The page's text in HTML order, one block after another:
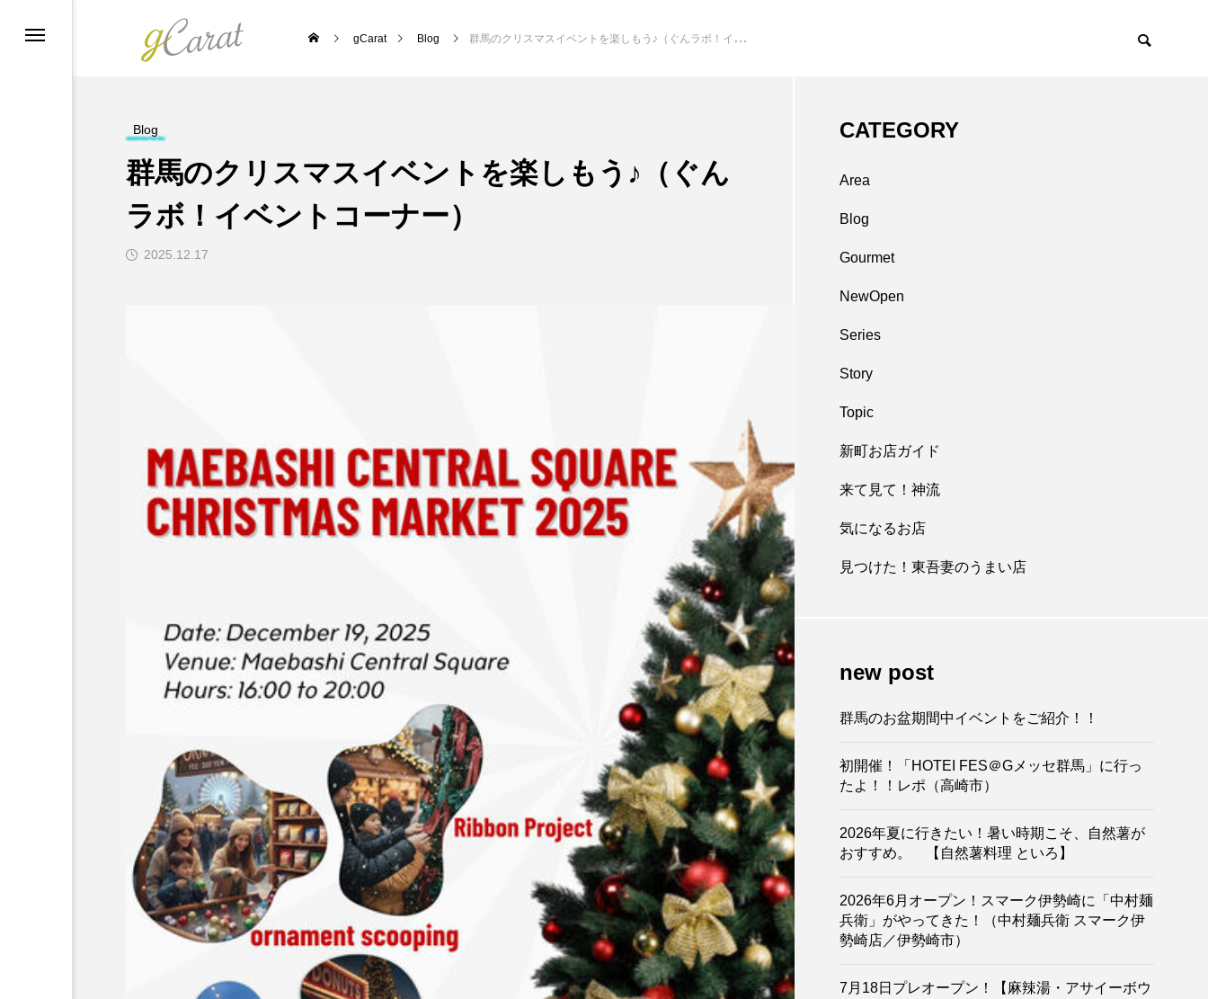
gCarat Blog 群馬のクリスマスイベントを楽しもう♪（ぐんラボ！イベントコーナー）
Blog
群馬のクリスマスイベントを楽しもう♪（ぐん
ラボ！イベントコーナー）
2025.12.17
CATEGORY
Area
Blog
Gourmet
NewOpen
Series
Story
Topic
新町お店ガイド
来て見て！神流
気になるお店
見つけた！東吾妻のうまい店
new post
群馬のお盆期間中イベントをご紹介！！
初開催！「HOTEI FES＠Gメッセ群馬」に行っ
たよ！！レポ（高崎市）
2026年夏に行きたい！暑い時期こそ、自然薯が
おすすめ。 【自然薯料理 といろ】
2026年6月オープン！スマーク伊勢崎に「中村麺
兵衛」がやってきた！（中村麺兵衛 スマーク伊
勢崎店／伊勢崎市）
7月18日プレオープン！【麻辣湯・アサイーボウ